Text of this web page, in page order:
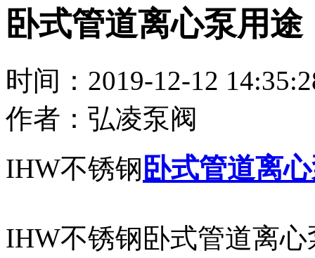
卧式管道离心泵用途
时间： 2019-12-12
作者： 弘凌泵阀
IHW不锈钢 卧式管道离
IHW不锈钢卧式管道离